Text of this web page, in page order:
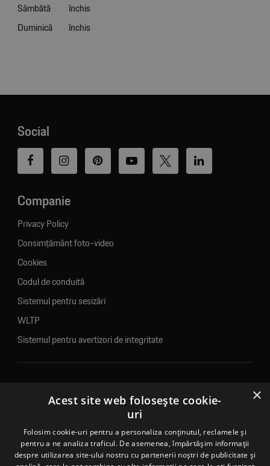
Sâmbătă
închis
Duminică
închis
Social
Companie
Privacy Policy
Consimțământ foto-video
Cookies
Codul de conduită
Sistemul pentru sesizări
WLTP
Sistemul pentru avertizori de integritate
© 2026. Porsche Inter Auto Romania. Toate drepturile rezervate.
Porsche Inter Auto Romania SRL
RO22188461 J2007002067233
B-dul Pipera, nr. 2, Sala 1, Etaj 2, Voluntari, jud.Ilfov - sediu
social
×
Acest site web folosește cookie-
uri
Folosim cookie-uri pentru a personaliza conținutul, reclamele și
pentru a ne analiza traficul. De asemenea, împărtășim informații
despre utilizarea site-ului nostru cu partenerii noștri de publicitate și